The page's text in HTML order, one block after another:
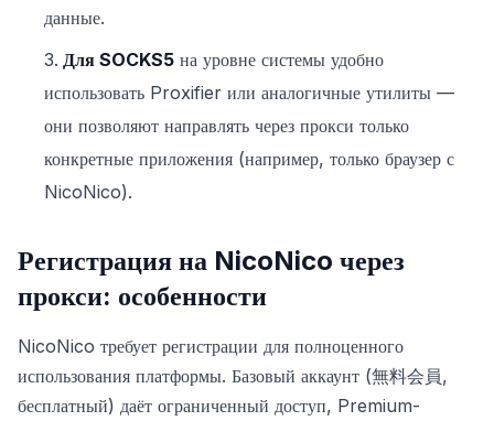
данные.
Для SOCKS5 на уровне системы удобно
использовать Proxifier или аналогичные утилиты —
они позволяют направлять через прокси только
конкретные приложения (например, только браузер с
NicoNico).
Регистрация на NicoNico через
прокси: особенности
NicoNico требует регистрации для полноценного
использования платформы. Базовый аккаунт (無料会員,
бесплатный) даёт ограниченный доступ, Premium-